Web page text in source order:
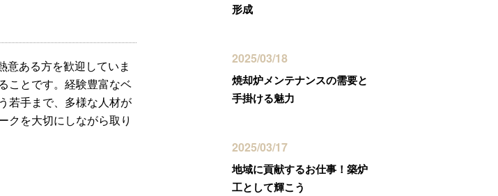
意ある方を歓迎していま
ことです。経験豊富なベ
若手まで、多様な人材が
クを大切にしながら取り
形成
2025/03/18
焼却炉メンテナンスの需要と
手掛ける魅力
2025/03/17
地域に貢献するお仕事！築炉
工として輝こう